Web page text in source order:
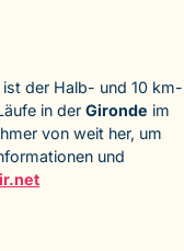
ist der Halb- und 10 km-
in der Gironde im
von weit her, um
und